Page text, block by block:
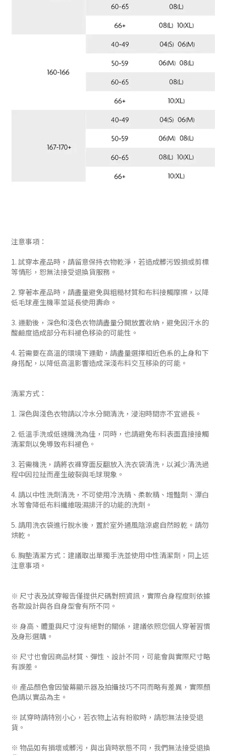
注意事項：
1. 試穿本產品時，請留意保持衣物乾淨，若造成髒污毀損或剪標
等情形，恕無法接受退換貨服務。
2. 穿著本產品時，請盡量避免與粗糙材質和布料接觸摩擦，以降
低毛球產生機率並延長使用壽命。
3. 運動後，深色和淺色衣物請盡量分開放置收納，避免因汗水的
酸鹼度造成部分布料褪色移染的可能性。
4. 若需要在高溫的環境下運動，請盡量選擇相近色系的上身和下
身搭配，以降低高溫影響造成深淺布料交互移染的可能。
清潔方式：
1. 深色與淺色衣物請以冷水分開清洗，浸泡時間亦不宜過長。
2. 低溫手洗或低速機洗為佳，同時，也請避免布料表面直接接觸
清潔劑以免導致布料褪色。
3. 若需機洗，請將衣褲穿面反翻放入洗衣袋清洗，以減少清洗過
程中因拉扯而產生破裂與毛球現象。
4. 請以中性洗劑清洗，不可使用冷洗精、柔軟精、增豔劑、漂白
水等會降低布料纖維吸濕排汗的功能的洗劑。
5. 請用洗衣袋進行脫水後，置於室外通風陰涼處自然晾乾。請勿
烘乾。
6. 胸墊清潔方式：建議取出單獨手洗並使用中性清潔劑，同上述
注意事項。
※ 尺寸表及試穿報告僅提供尺碼對照資訊，實際合身程度則依據
各款設計與各自身型會有所不同。
※ 身高、體重與尺寸沒有絕對的關係，建議依照您個人穿著習慣
及身形選購。
※ 尺寸也會因商品材質、彈性、設計不同，可能會與實際尺寸略
有誤差。
※ 產品顏色會因螢幕顯示器及拍攝技巧不同而略有差異，實際顏
色請以實品為主。
※ 試穿時請特別小心，若衣物上沾有粉妝時，請恕無法接受退
貨。
※ 物品如有損壞或髒污，與出貨時狀態不同，我們無法接受退換